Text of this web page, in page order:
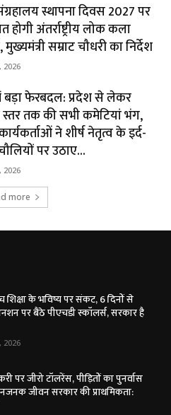
स्थापना दिवस 2027 पर
होगी अंतर्राष्ट्रीय लोक कला
मुख्यमंत्री सम्राट चौधरी का निर्देश
2026
बड़ा फेरबदल: प्रदेश से लेकर
तक की सभी कमेटियां भंग,
ने शीर्ष नेतृत्व के इर्द-
पर उठाए...
2026
more
शिक्षा के भविष्य पर संकट, 6 दिनों से
पर बैठे पीएचडी स्कॉलर्स, सरकार है
2026
पर जीरो टॉलरेंस, पीड़ितों का पुनर्वास
जीवन सरकार की प्राथमिकता: